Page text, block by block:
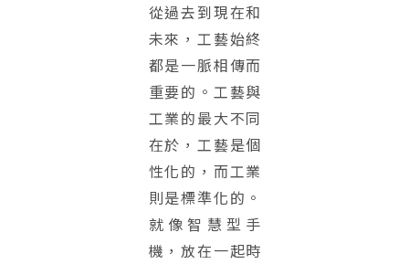
從過去到現在和
未來，工藝始終
都是一脈相傳而
重要的。工藝與
工業的最大不同
在於，工藝是個
性化的，而工業
則是標準化的。
就像智慧型手
機，放在一起時